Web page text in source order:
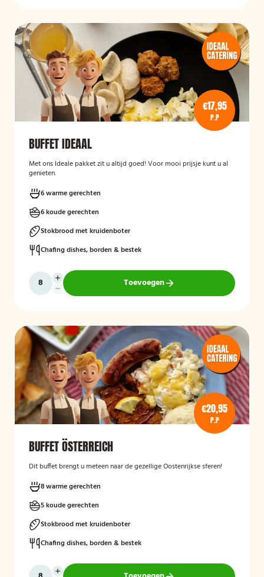
€17,95
P.P
BUFFET IDEAAL
Met ons Ideale pakket zit u altijd goed! Voor mooi prijsje kunt u al
genieten.
6 warme gerechten
6 koude gerechten
Stokbrood met kruidenboter
Chafing dishes, borden & bestek
Toevoegen
€20,95
P.P
BUFFET ÖSTERREICH
Dit buffet brengt u meteen naar de gezellige Oostenrijkse sferen!
8 warme gerechten
5 koude gerechten
Stokbrood met kruidenboter
Chafing dishes, borden & bestek